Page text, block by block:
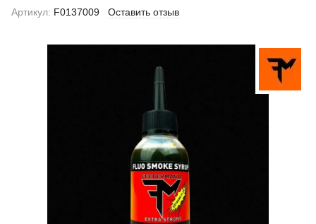
Артикул: F0137009 Оставить отзыв